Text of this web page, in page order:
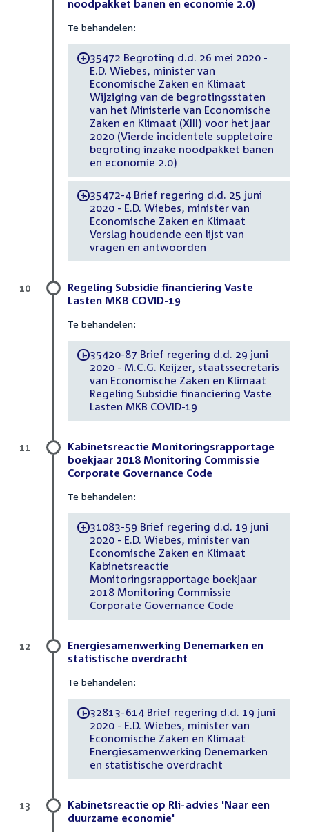
noodpakket banen en economie 2.0)
Te behandelen:
-35472 Begroting d.d. 26 mei 2020 -
E.D. Wiebes, minister van
Economische Zaken en Klimaat
Wijziging van de begrotingsstaten
van het Ministerie van Economische
Zaken en Klimaat (XIII) voor het jaar
2020 (Vierde incidentele suppletoire
begroting inzake noodpakket banen
en economie 2.0)
-35472-4 Brief regering d.d. 25 juni
2020 - E.D. Wiebes, minister van
Economische Zaken en Klimaat
Verslag houdende een lijst van
vragen en antwoorden
Regeling Subsidie financiering Vaste
Lasten MKB COVID-19
Te behandelen:
-35420-87 Brief regering d.d. 29 juni
2020 - M.C.G. Keijzer, staatssecretaris
van Economische Zaken en Klimaat
Regeling Subsidie financiering Vaste
Lasten MKB COVID-19
10
Kabinetsreactie Monitoringsrapportage
boekjaar 2018 Monitoring Commissie
Corporate Governance Code
Te behandelen:
-31083-59 Brief regering d.d. 19 juni
2020 - E.D. Wiebes, minister van
Economische Zaken en Klimaat
Kabinetsreactie
Monitoringsrapportage boekjaar
2018 Monitoring Commissie
Corporate Governance Code
11
Energiesamenwerking Denemarken en
statistische overdracht
Te behandelen:
-32813-614 Brief regering d.d. 19 juni
2020 - E.D. Wiebes, minister van
Economische Zaken en Klimaat
Energiesamenwerking Denemarken
en statistische overdracht
12
Kabinetsreactie op Rli-advies 'Naar een
duurzame economie'
13